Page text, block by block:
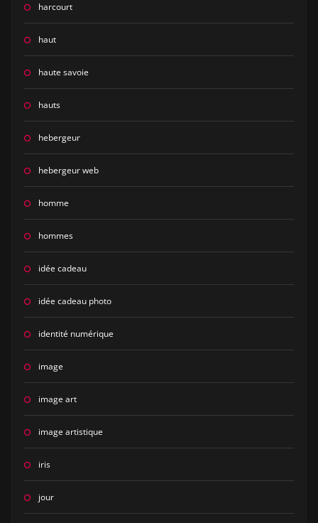
harcourt
haut
haute savoie
hauts
hebergeur
hebergeur web
homme
hommes
idée cadeau
idée cadeau photo
identité numérique
image
image art
image artistique
iris
jour